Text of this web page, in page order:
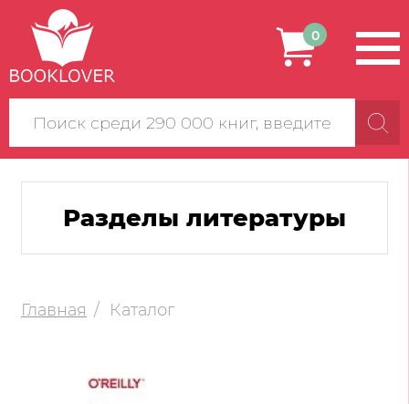
Поиск
по
сайту
0
Разделы литературы
Главная Каталог